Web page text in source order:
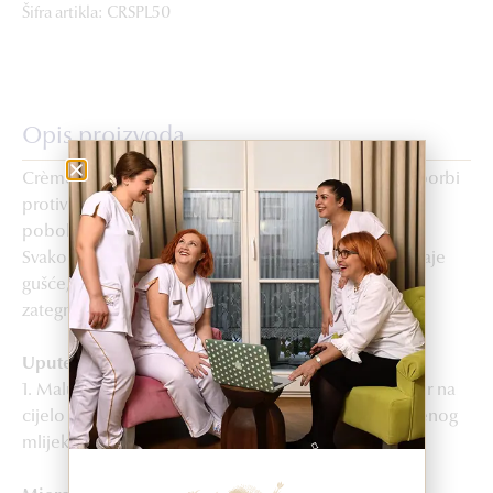
Šifra artikla: CRSPL50
Opis proizvoda
Crème Splendide je koncentrirani izvor vitalnosti u borbi
protiv starenja kože. Vrlo djelotvorna, ova krema
poboljšava tonus, čvrstoću i hidraciju kože.
Svakodnevnom upotrebom epidermalno tkivo postaje
gušće, koži se vraća prirodna blistavost a oval lica je
zategnutiji.
Upute za upotrebu
1. Malu količinu proizvoda nanijeti ujutro i/ili navečer na
cijelo lice, vrat i dekolte poslije upotrebe preporučenog
mlijeka, losiona P50 i izvornih seruma.